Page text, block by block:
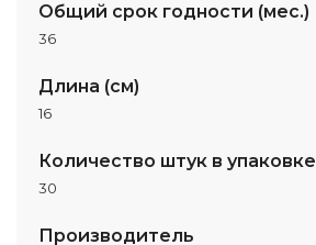
Общий срок годности (мес.)
36
Длина (см)
16
Количество штук в упаковке
30
Производитель